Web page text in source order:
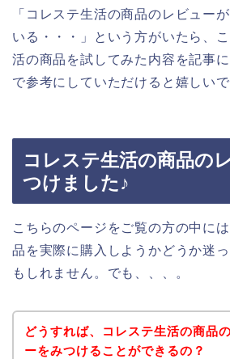
「コレステ生活の商品のレビュー
いる・・・」という方がいたら、
活の商品を試してみた内容を記事
で参考にしていただけると嬉しい
コレステ生活の商品の
つけました♪
こちらのページをご覧の方の中に
品を実際に購入しようかどうか迷
もしれません。でも、、、。
どうすれば、コレステ生活の商品
ーをみつけることができるの？